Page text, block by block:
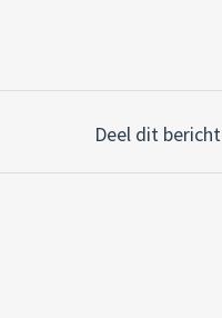
Deel dit bericht